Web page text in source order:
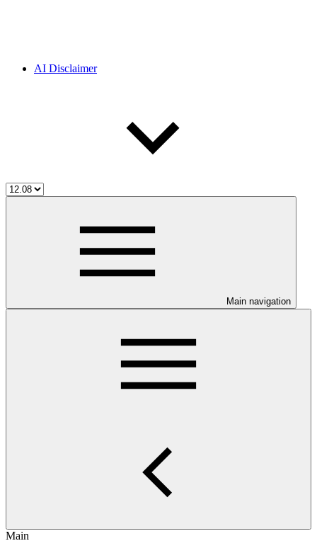
AI Disclaimer
Main navigation
Main